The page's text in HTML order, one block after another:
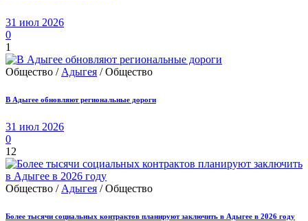
31 июл 2026
0
1
Общество / Адыгея / Общество
В Адыгее обновляют региональные дороги
31 июл 2026
0
12
Общество / Адыгея / Общество
Более тысячи социальных контрактов планируют заключить в Адыгее в 2026 году